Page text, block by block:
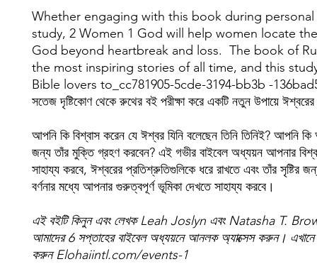
Whether engaging with this book during
study, 2 Women 1 God will help women locate
God beyond heartbreak and loss. The book of
the most inspiring stories of all time, and this
Bible lovers to_cc781905-5cde-3194-bb3b -
সতেজ দৃষ্টিকোণ থেকে রুথের বই পরীক্ষা করে একটি নতুন উপায়ে
আপনি কি বিশ্বাস করেন যে ঈশ্বর যিনি বলেছেন তিনি তিনিই? আপনি
জন্য তাঁর মুক্তি গ্রহণ করবেন? এই গভীর বাইবেল অধ্যয়ন আপনার
সাহায্য করবে, ঈশ্বরের প্রতিশ্রুতিগুলিকে ধরে রাখতে এবং তাঁর সৃষ্টির
বর্ণনার মধ্যে আপনার গুরুত্বপূর্ণ ভূমিকা দেখতে সাহায্য করবে।
এই বইটি কিনুন এবং লেখক Leah Joslyn এবং Natasha T.
আমাদের 6 সপ্তাহের বাইবেল অধ্যয়নে আনলক অ্যাক্সেস করুন। এখানে
করুন Elohaiintl.com/events-1